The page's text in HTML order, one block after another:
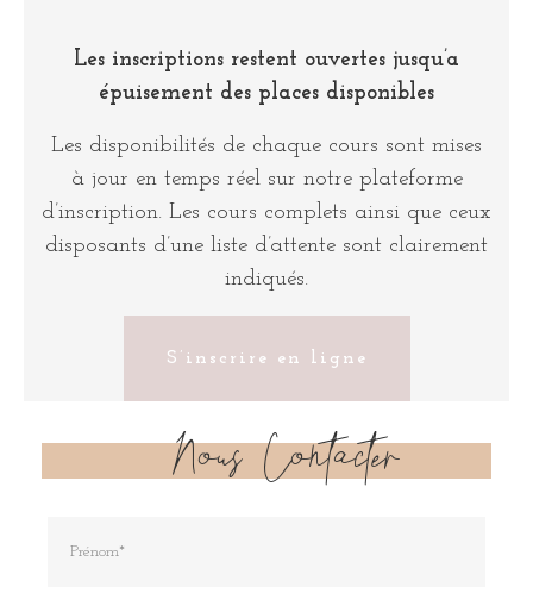
Les inscriptions restent ouvertes jusqu’a
épuisement des places disponibles
Les disponibilités de chaque cours sont mises
à jour en temps réel sur notre plateforme
d’inscription. Les cours complets ainsi que ceux
disposants d’une liste d’attente sont clairement
indiqués.
S’inscrire en ligne
Nous Contacter